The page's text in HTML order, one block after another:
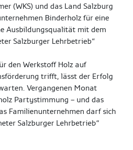
(WKS) und das Land Salzburg
Binderholz für eine
Ausbildungsqualität mit dem
Salzburger Lehrbetrieb“
den Werkstoff Holz auf
trifft, lässt der Erfolg
Vergangenen Monat
Partystimmung – und das
Familienunternehmen darf sich
Salzburger Lehrbetrieb“